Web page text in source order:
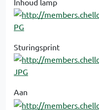
Inhoud lamp
Sturingsprint
Aan